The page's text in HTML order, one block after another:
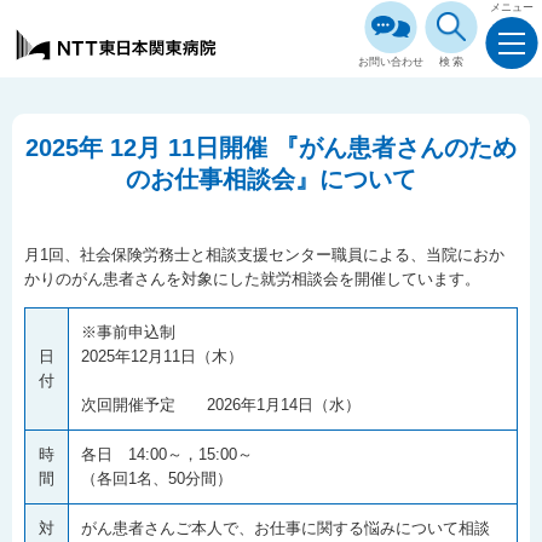
お問い合わせ 検索
メニュー
2025年 12月 11日開催 『がん患者さんのため
のお仕事相談会』について
月1回、社会保険労務士と相談支援センター職員による、当院におか
かりのがん患者さんを対象にした就労相談会を開催しています。
日
付
※事前申込制
2025年12月11日（木）
次回開催予定 2026年1月14日（水）
時
間
各日 14:00～，15:00～
（各回1名、50分間）
対
がん患者さんご本人で、お仕事に関する悩みについて相談